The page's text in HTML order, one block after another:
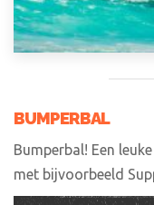
BUMPERBAL
Bumperbal! Een
met bijvoorbeeld